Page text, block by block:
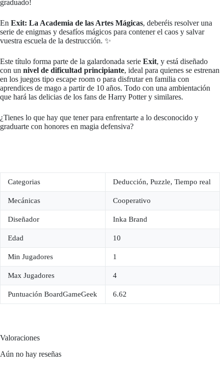
graduado!
En Exit: La Academia de las Artes Mágicas, deberéis resolver una
serie de enigmas y desafíos mágicos para contener el caos y salvar
vuestra escuela de la destrucción. ✨
Este título forma parte de la galardonada serie Exit, y está diseñado
con un nivel de dificultad principiante, ideal para quienes se estrenan
en los juegos tipo escape room o para disfrutar en familia con
aprendices de mago a partir de 10 años. Todo con una ambientación
que hará las delicias de los fans de Harry Potter y similares.
¿Tienes lo que hay que tener para enfrentarte a lo desconocido y
graduarte con honores en magia defensiva?
Categorias Deducción, Puzzle, Tiempo real
Mecánicas Cooperativo
Diseñador Inka Brand
Edad 10
Min Jugadores 1
Max Jugadores 4
Puntuación BoardGameGeek 6.62
Valoraciones
Aún no hay reseñas